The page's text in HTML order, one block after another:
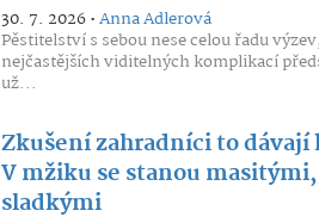
30. 7. 2026 •Anna Adlerová
Pěstitelství s sebou nese celou řadu
nejčastějších viditelných komplikací
už...
Zkušení zahradníci to
V mžiku se stanou
sladkými